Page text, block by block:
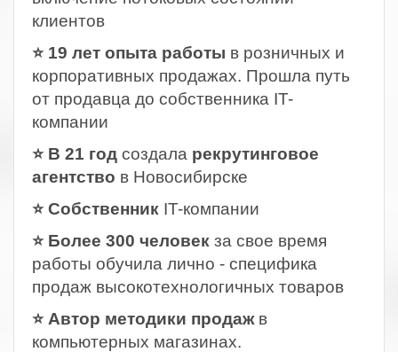
клиентов
⭐ 19 лет опыта работы в розничных и
корпоративных продажах. Прошла путь
от продавца до собственника IT-
компании
⭐ В 21 год создала рекрутинговое
агентство в Новосибирске
⭐ Собственник IT-компании
⭐ Более 300 человек за свое время
работы обучила лично - специфика
продаж высокотехнологичных товаров
⭐ Автор методики продажв
компьютерных магазинах.